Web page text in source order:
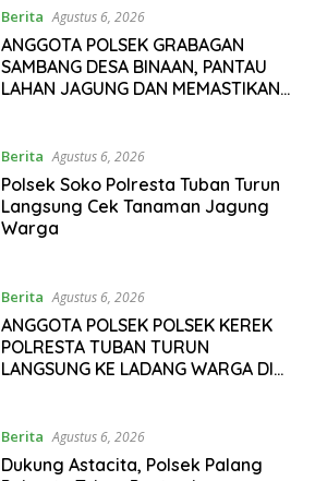
Berita Agustus 6, 2026
ANGGOTA POLSEK GRABAGAN
SAMBANG DESA BINAAN, PANTAU
LAHAN JAGUNG DAN MEMASTIKAN
Berita Agustus 6, 2026
Polsek Soko Polresta Tuban Turun
Langsung Cek Tanaman Jagung
Warga
Berita Agustus 6, 2026
ANGGOTA POLSEK POLSEK KEREK
POLRESTA TUBAN TURUN
LANGSUNG KE LADANG WARGA DI
Berita Agustus 6, 2026
Dukung Astacita, Polsek Palang